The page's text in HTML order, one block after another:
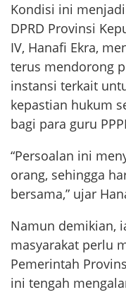
Kondisi ini
DPRD Provinsi
IV, Hanafi Ekra,
terus mendorong
instansi terkait
kepastian hukum
bagi para guru
“Persoalan ini
orang, sehingga
bersama,” ujar
Namun demikian,
masyarakat perlu
Pemerintah
ini tengah